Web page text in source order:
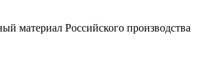
материал Российского производства